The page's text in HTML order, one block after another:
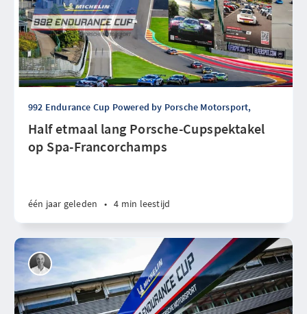
992 Endurance Cup Powered by Porsche Motorsport,
Half etmaal lang Porsche-Cupspektakel
op Spa-Francorchamps
één jaar geleden • 4 min leestijd